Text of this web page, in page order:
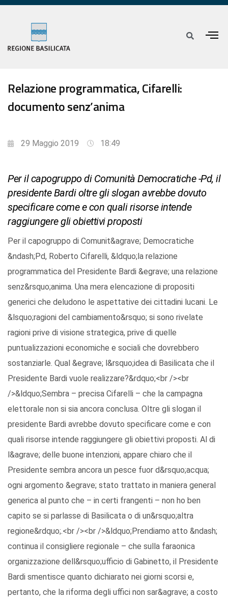
Relazione programmatica, Cifarelli:
documento senz’anima
29 Maggio 2019 18:49
Per il capogruppo di Comunità Democratiche -Pd, il
presidente Bardi oltre gli slogan avrebbe dovuto
specificare come e con quali risorse intende
raggiungere gli obiettivi proposti
Per il capogruppo di Comunit&agrave; Democratiche
&ndash;Pd, Roberto Cifarelli, &ldquo;la relazione
programmatica del Presidente Bardi &egrave; una relazione
senz&rsquo;anima. Una mera elencazione di propositi
generici che deludono le aspettative dei cittadini lucani. Le
&lsquo;ragioni del cambiamento&rsquo; si sono rivelate
ragioni prive di visione strategica, prive di quelle
puntualizzazioni economiche e sociali che dovrebbero
sostanziarle. Qual &egrave; l&rsquo;idea di Basilicata che il
Presidente Bardi vuole realizzare?&rdquo;<br /><br
/>&ldquo;Sembra – precisa Cifarelli – che la campagna
elettorale non si sia ancora conclusa. Oltre gli slogan il
presidente Bardi avrebbe dovuto specificare come e con
quali risorse intende raggiungere gli obiettivi proposti. Al di
l&agrave; delle buone intenzioni, appare chiaro che il
Presidente sembra ancora un pesce fuor d&rsquo;acqua;
ogni argomento &egrave; stato trattato in maniera general
generica al punto che – in certi frangenti – non ho ben
capito se si parlasse di Basilicata o di un&rsquo;altra
regione&rdquo;.<br /><br />&ldquo;Prendiamo atto &ndash;
continua il consigliere regionale – che sulla faraonica
organizzazione dell&rsquo;ufficio di Gabinetto, il Presidente
Bardi smentisce quanto dichiarato nei giorni scorsi e,
pertanto, che la riforma degli uffici non sar&agrave; a costo